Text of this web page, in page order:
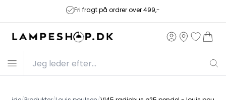
Fri fragt på ordrer over 499,-